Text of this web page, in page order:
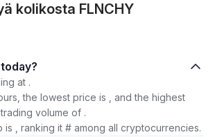
kolikosta FLNCHY
1. How much is today?
at .
the lowest price is , and the highest
volume of .
is , ranking it # among all cryptocurrencies.